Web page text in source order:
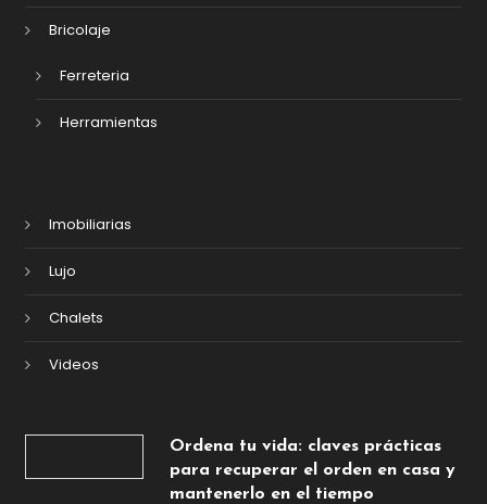
Bricolaje
Ferreteria
Herramientas
Imobiliarias
Lujo
Chalets
Videos
Ordena tu vida: claves prácticas
para recuperar el orden en casa y
mantenerlo en el tiempo